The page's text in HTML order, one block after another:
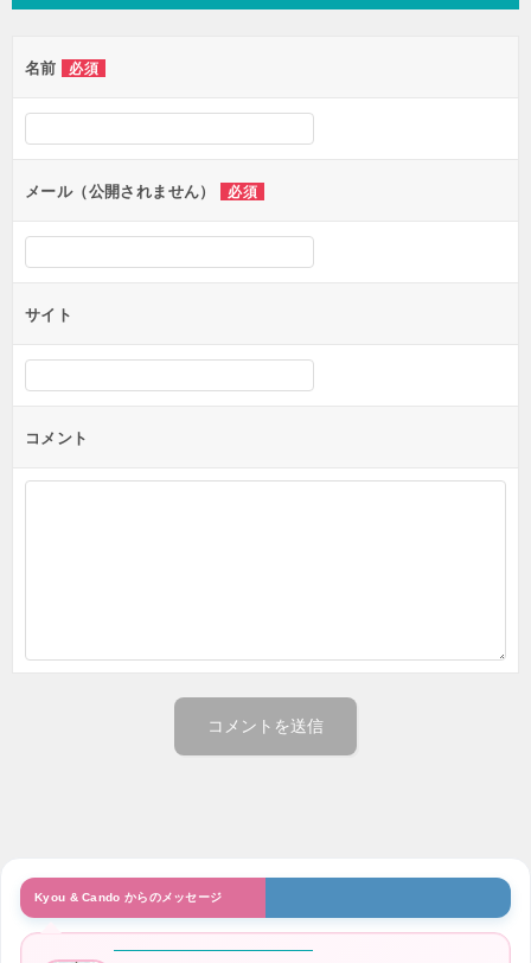
名前 必須
メール（公開されません） 必須
サイト
コメント
Kyou & Cando からのメッセージ